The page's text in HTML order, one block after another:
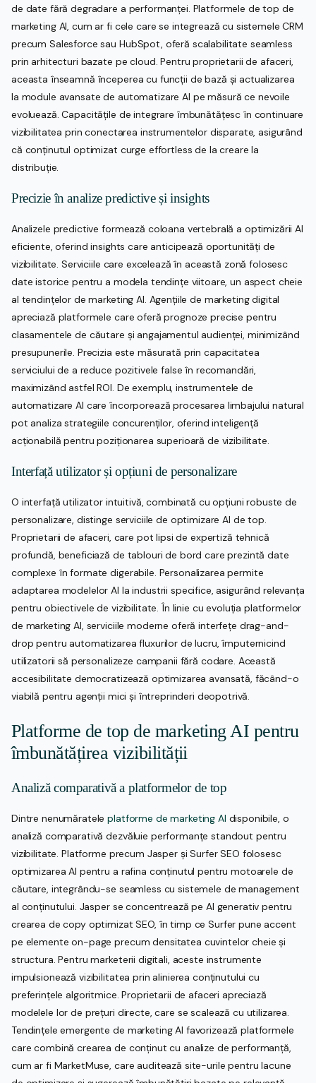
de date fără degradare a performanței. Platformele de top de
marketing AI, cum ar fi cele care se integrează cu sistemele CRM
precum Salesforce sau HubSpot, oferă scalabilitate seamless
prin arhitecturi bazate pe cloud. Pentru proprietarii de afaceri,
aceasta înseamnă începerea cu funcții de bază și actualizarea
la module avansate de automatizare AI pe măsură ce nevoile
evoluează. Capacitățile de integrare îmbunătățesc în continuare
vizibilitatea prin conectarea instrumentelor disparate, asigurând
că conținutul optimizat curge effortless de la creare la
distribuție.
Precizie în analize predictive și insights
Analizele predictive formează coloana vertebrală a optimizării AI
eficiente, oferind insights care anticipează oportunități de
vizibilitate. Serviciile care excelează în această zonă folosesc
date istorice pentru a modela tendințe viitoare, un aspect cheie
al tendințelor de marketing AI. Agențiile de marketing digital
apreciază platformele care oferă prognoze precise pentru
clasamentele de căutare și angajamentul audienței, minimizând
presupunerile. Precizia este măsurată prin capacitatea
serviciului de a reduce pozitivele false în recomandări,
maximizând astfel ROI. De exemplu, instrumentele de
automatizare AI care încorporează procesarea limbajului natural
pot analiza strategiile concurenților, oferind inteligență
acționabilă pentru poziționarea superioară de vizibilitate.
Interfață utilizator și opțiuni de personalizare
O interfață utilizator intuitivă, combinată cu opțiuni robuste de
personalizare, distinge serviciile de optimizare AI de top.
Proprietarii de afaceri, care pot lipsi de expertiză tehnică
profundă, beneficiază de tablouri de bord care prezintă date
complexe în formate digerabile. Personalizarea permite
adaptarea modelelor AI la industrii specifice, asigurând relevanța
pentru obiectivele de vizibilitate. În linie cu evoluția platformelor
de marketing AI, serviciile moderne oferă interfețe drag-and-
drop pentru automatizarea fluxurilor de lucru, împuternicind
utilizatorii să personalizeze campanii fără codare. Această
accesibilitate democratizează optimizarea avansată, făcând-o
viabilă pentru agenții mici și întreprinderi deopotrivă.
Platforme de top de marketing AI pentru
îmbunătățirea vizibilității
Analiză comparativă a platformelor de top
Dintre nenumărateleplatforme de marketing AI disponibile, o
analiză comparativă dezvăluie performanțe standout pentru
vizibilitate. Platforme precum Jasper și Surfer SEO folosesc
optimizarea AI pentru a rafina conținutul pentru motoarele de
căutare, integrându-se seamless cu sistemele de management
al conținutului. Jasper se concentrează pe AI generativ pentru
crearea de copy optimizat SEO, în timp ce Surfer pune accent
pe elemente on-page precum densitatea cuvintelor cheie și
structura. Pentru marketerii digitali, aceste instrumente
impulsionează vizibilitatea prin alinierea conținutului cu
preferințele algoritmice. Proprietarii de afaceri apreciază
modelele lor de prețuri directe, care se scalează cu utilizarea.
Tendințele emergente de marketing AI favorizează platformele
care combină crearea de conținut cu analize de performanță,
cum ar fi MarketMuse, care auditează site-urile pentru lacune